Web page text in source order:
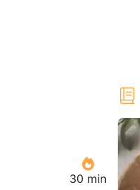
30 min